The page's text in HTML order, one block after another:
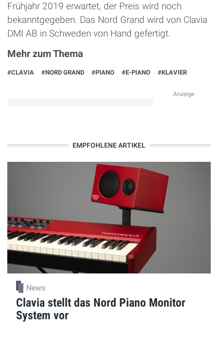
Frühjahr 2019 erwartet, der Preis wird noch
bekanntgegeben. Das Nord Grand wird von Clavia
DMI AB in Schweden von Hand gefertigt.
Mehr zum Thema
#CLAVIA #NORD GRAND #PIANO #E-PIANO #KLAVIER
Anzeige
EMPFOHLENE ARTIKEL
News
Clavia stellt das Nord Piano Monitor
System vor